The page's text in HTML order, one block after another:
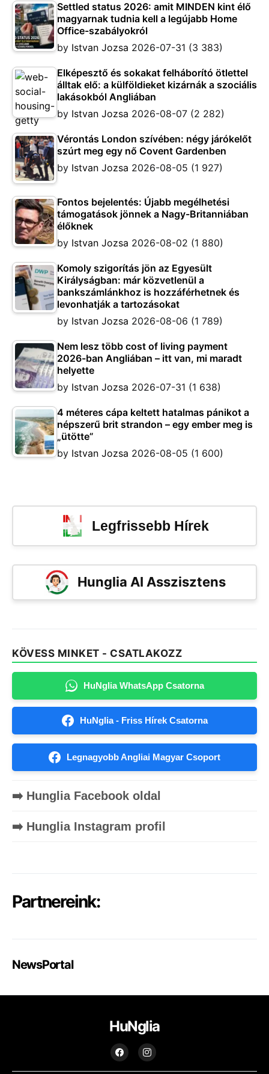
Settled status 2026: amit MINDEN kint élő
magyarnak tudnia kell a legújabb Home
Office-szabályokról
by Istvan Jozsa 2026-07-31 (3 383)
Elképesztő és sokakat felháborító ötlettel
álltak elő: a külföldieket kizárnák a szociális
lakásokból Angliában
by Istvan Jozsa 2026-08-07 (2 282)
Vérontás London szívében: négy járókelőt
szúrt meg egy nő Covent Gardenben
by Istvan Jozsa 2026-08-05 (1 927)
Fontos bejelentés: Újabb megélhetési
támogatások jönnek a Nagy-Britanniában
élőknek
by Istvan Jozsa 2026-08-02 (1 880)
Komoly szigorítás jön az Egyesült
Királyságban: már közvetlenül a
bankszámlánkhoz is hozzáférhetnek és
levonhatják a tartozásokat
by Istvan Jozsa 2026-08-06 (1 789)
Nem lesz több cost of living payment
2026-ban Angliában – itt van, mi maradt
helyette
by Istvan Jozsa 2026-07-31 (1 638)
4 méteres cápa keltett hatalmas pánikot a
népszerű brit strandon – egy ember meg is
„ütötte”
by Istvan Jozsa 2026-08-05 (1 600)
Legfrissebb Hírek
Hunglia AI Asszisztens
KÖVESS MINKET - CSATLAKOZZ
HuNglia WhatsApp Csatorna
HuNglia - Friss Hírek Csatorna
Legnagyobb Angliai Magyar Csoport
➡️ Hunglia Facebook oldal
➡️ Hunglia Instagram profil
Partnereink:
NewsPortal
HuNglia